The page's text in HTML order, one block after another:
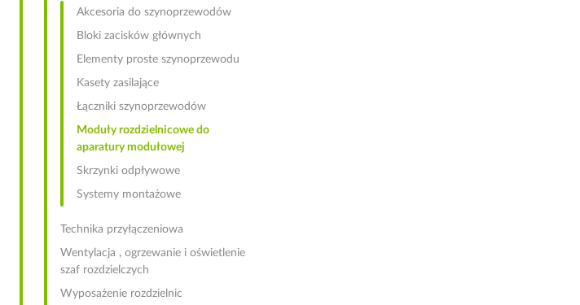
Akcesoria do szynoprzewodów
Bloki zacisków głównych
Elementy proste szynoprzewodu
Kasety zasilające
Łączniki szynoprzewodów
Moduły rozdzielnicowe do
aparatury modułowej
Skrzynki odpływowe
Systemy montażowe
Technika przyłączeniowa
Wentylacja , ogrzewanie i oświetlenie
szaf rozdzielczych
Wyposażenie rozdzielnic